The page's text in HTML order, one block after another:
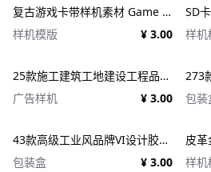
复古游戏卡带样机素材 Game Cartridge Mockup Bundle Retro
样机模版
¥ 3.00
样机
25款施工建筑工地建设工程品牌VI应用设计ps样机素材展示效果图 25x Construction Mockup Bundle Vol.02
广告样机
¥ 3.00
包装
43款高级工业风品牌VI设计胶带包装纸盒名片信纸信封展示效果图PSD样机 Duct tape &#038; Box mockups
包装盒
¥ 3.00
皮革
样机